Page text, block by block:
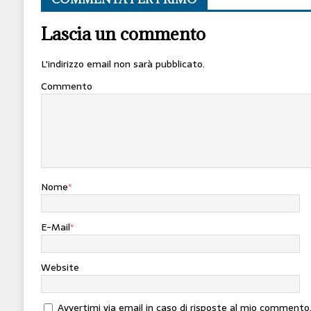
Lascia un commento
L'indirizzo email non sarà pubblicato.
Commento
Nome*
E-Mail*
Website
Avvertimi via email in caso di risposte al mio commento.